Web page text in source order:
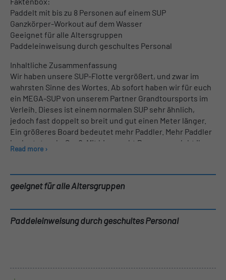
Paddelt mit bis zu 8 Personen auf einem SUP
Ganzkörper-Workout auf dem Wasser
Geeignet für alle Altersgruppen
Paddeleinweisung durch geschultes Personal
Inhaltliche Zusammenfassung
Wir haben unsere SUP-Flotte vergrößert, und zwar im
wahrsten Sinne des Wortes. Ab sofort haben wir für euch
ein MEGA-SUP von unserem Partner Grandtoursports im
Verleih. Dieses ist einem normalen SUP sehr ähnlich,
jedoch fast doppelt so breit und gut einen Meter länger.
Ein größeres Board bedeutet mehr Paddler. Mehr Paddler
bedeutet mehr Spaß. Mit bis zu acht Personen erlebt ihr so
einen unvergesslichen Tag auf dem Wasser. Nutzt das
Junggesellenabschied, einen Ausflug mit Freunden und
Familie oder für eine coole Kindergeburtstagsparty. Ihr
unserem Standort vorbei und könnt nach einer kurzen
Einweisung durchstarten. Einer Erkundungstour über
Read more ›
geeignet für alle Altersgruppen
Paddeleinweisung durch geschultes Personal